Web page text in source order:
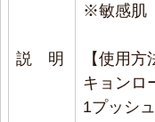
★★★★★
ベタつかないので
肌残りしない
説 明
※敏感肌
【使用方
キョンロ
1プッシ